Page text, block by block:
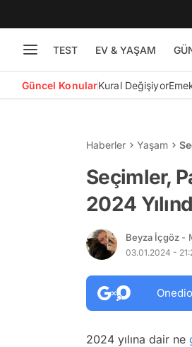
TEST EV & YAŞAM
Güncel KonularKural Değişiyor
Haberler Yaşam
Seçimler,
2024
Beyza İçgöz -
03.01.2024 -
2024 yılına dair ne